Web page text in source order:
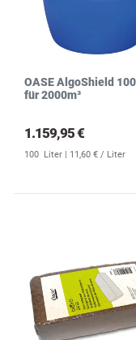
OASE AlgoShield
für 2000m³
1.159,95 €
100 Liter | 11,60 € / Liter